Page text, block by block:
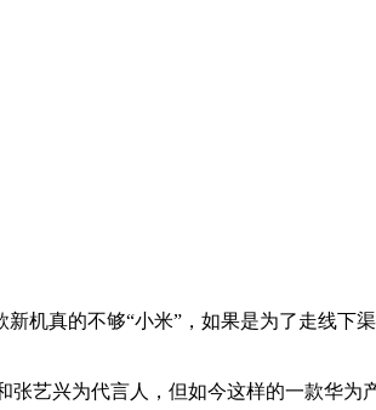
机真的不够“小米”，如果是为了走线下
艺兴为代言人，但如今这样的一款华为